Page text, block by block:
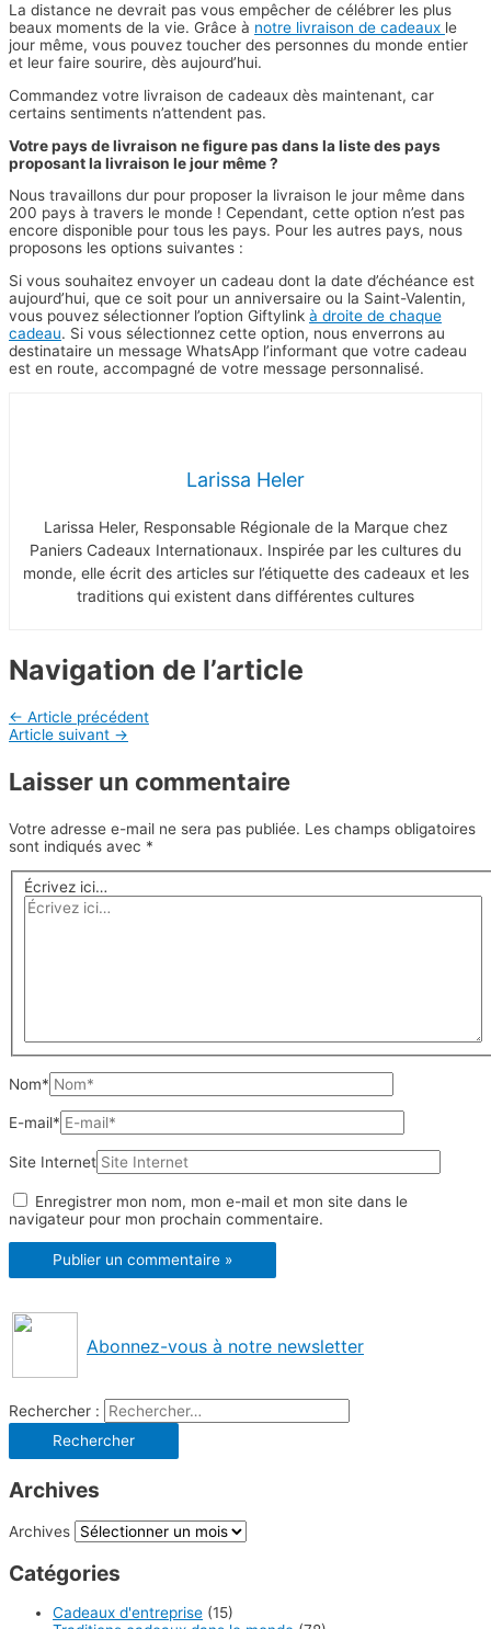
La distance ne devrait pas vous empêcher de célébrer les plus
beaux moments de la vie. Grâce à notre livraison de cadeaux le
jour même, vous pouvez toucher des personnes du monde entier
et leur faire sourire, dès aujourd’hui.
Commandez votre livraison de cadeaux dès maintenant, car
certains sentiments n’attendent pas.
Votre pays de livraison ne figure pas dans la liste des pays
proposant la livraison le jour même ?
Nous travaillons dur pour proposer la livraison le jour même dans
200 pays à travers le monde ! Cependant, cette option n’est pas
encore disponible pour tous les pays. Pour les autres pays, nous
proposons les options suivantes :
Si vous souhaitez envoyer un cadeau dont la date d’échéance est
aujourd’hui, que ce soit pour un anniversaire ou la Saint-Valentin,
vous pouvez sélectionner l’option Giftylink à droite de chaque
cadeau. Si vous sélectionnez cette option, nous enverrons au
destinataire un message WhatsApp l’informant que votre cadeau
est en route, accompagné de votre message personnalisé.
Larissa Heler
Larissa Heler, Responsable Régionale de la Marque chez
Paniers Cadeaux Internationaux. Inspirée par les cultures du
monde, elle écrit des articles sur l’étiquette des cadeaux et les
traditions qui existent dans différentes cultures
Navigation de l’article
← Article précédent
Article suivant →
Laisser un commentaire
Votre adresse e-mail ne sera pas publiée. Les champs obligatoires
sont indiqués avec *
Écrivez ici…
Nom*
E-mail*
Site Internet
Enregistrer mon nom, mon e-mail et mon site dans le
navigateur pour mon prochain commentaire.
Abonnez-vous à notre newsletter
Rechercher :
Archives
Archives
Catégories
Cadeaux d'entreprise (15)